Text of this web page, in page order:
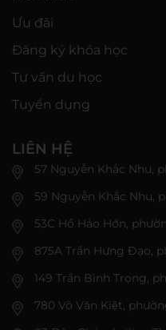
Ưu đãi
Đăng ký khóa học
Tư vấn du học
Tuyển dụng
LIÊN HỆ
57 Nguyễn Khắc Nhu,
59 Nguyễn Khắc Nhu,
53C Hồ Hảo Hớn,
875A Trần Hưng Đạo,
149 Trần Bình Trọng,
780 Võ Văn Kiệt,